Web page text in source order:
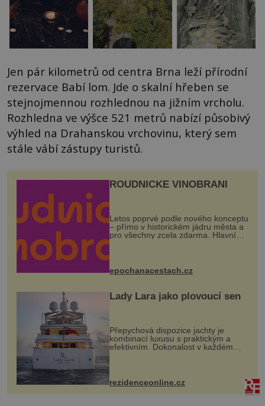
Jen pár kilometrů od centra Brna leží přírodní
rezervace Babí lom. Jde o skalní hřeben se
stejnojmennou rozhlednou na jižním vrcholu.
Rozhledna ve výšce 521 metrů nabízí působivý
výhled na Drahanskou vrchovinu, který sem
stále vábí zástupy turistů.
ROUDNICKÉ VINOBRANÍ
Letos poprvé podle nového konceptu
– přímo v historickém jádru města a
pro všechny zcela zdarma. Hlavní
program se odehraje na Karlově a
mohou těšit na víno, burčák, pes...
epochanacestach.cz
Lady Lara jako plovoucí sen
Přepychová dispozice jachty je
kombinací luxusu s praktickým a
efektivním. Dokonalost v každém
detailu představuje značka Fendi
Casa, kterou byly vybaveny její
paluby. Monacký přístav nabízí
každoročn...
rezidenceonline.cz